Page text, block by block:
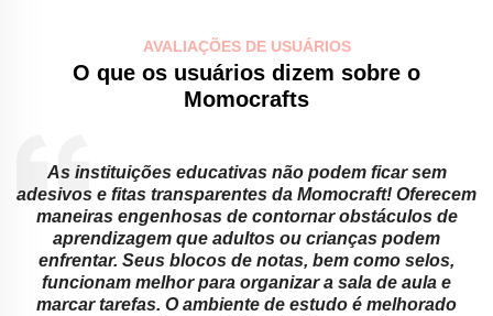
AVALIAÇÕES DE USUÁRIOS
O que os usuários dizem sobre o
Momocrafts
As instituições educativas não podem ficar sem
adesivos e fitas transparentes da Momocraft! Oferecem
maneiras engenhosas de contornar obstáculos de
aprendizagem que adultos ou crianças podem
enfrentar. Seus blocos de notas, bem como selos,
funcionam melhor para organizar a sala de aula e
marcar tarefas. O ambiente de estudo é melhorado